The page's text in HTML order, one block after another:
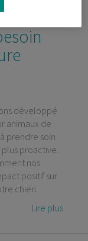
développé
animaux de
prendre soin
proactive.
nos
positif sur
chien.
Lire plus